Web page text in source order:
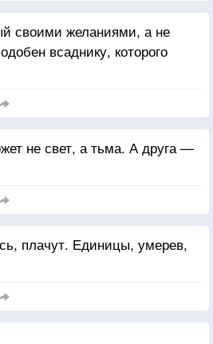
своими желаниями, а не
всаднику, которого
не свет, а тьма. А друга —
плачут. Единицы, умерев,